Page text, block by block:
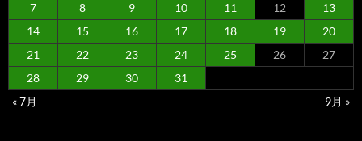
7
8 9 10 11 12
13
14
15 16 17 18 19
20
21
22 23 24 25 26
27
28
29 30
31
« 7月
9月 »